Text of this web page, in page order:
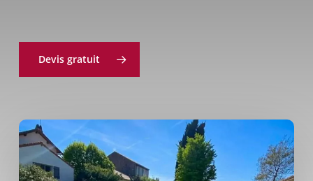
Devis gratuit